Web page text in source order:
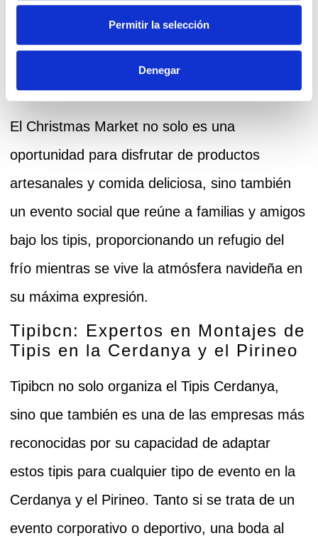
Permitir la selección
Denegar
El Christmas Market no solo es una
oportunidad para disfrutar de productos
artesanales y comida deliciosa, sino también
un evento social que reúne a familias y amigos
bajo los tipis, proporcionando un refugio del
frío mientras se vive la atmósfera navideña en
su máxima expresión.
Tipibcn: Expertos en Montajes de
Tipis en la Cerdanya y el Pirineo
Tipibcn no solo organiza el Tipis Cerdanya,
sino que también es una de las empresas más
reconocidas por su capacidad de adaptar
estos tipis para cualquier tipo de evento en la
Cerdanya y el Pirineo. Tanto si se trata de un
evento corporativo o deportivo, una boda al